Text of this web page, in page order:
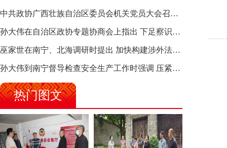
中共政协广西壮族自治区委员会机关党员大会召开 选举产生新一届机关党委、机关纪委
孙大伟在自治区政协专题协商会上指出 下足察识谋督之功 恪尽服务大局之责 助推有色金属、关键金属产业高质量发展
巫家世在南宁、北海调研时提出 加快构建涉外法律供给集群 护航向海经济高质量发展
孙大伟到南宁督导检查安全生产工作时强调 压紧压实责任 狠抓隐患整治 坚决筑牢安全生产防线
热门图文